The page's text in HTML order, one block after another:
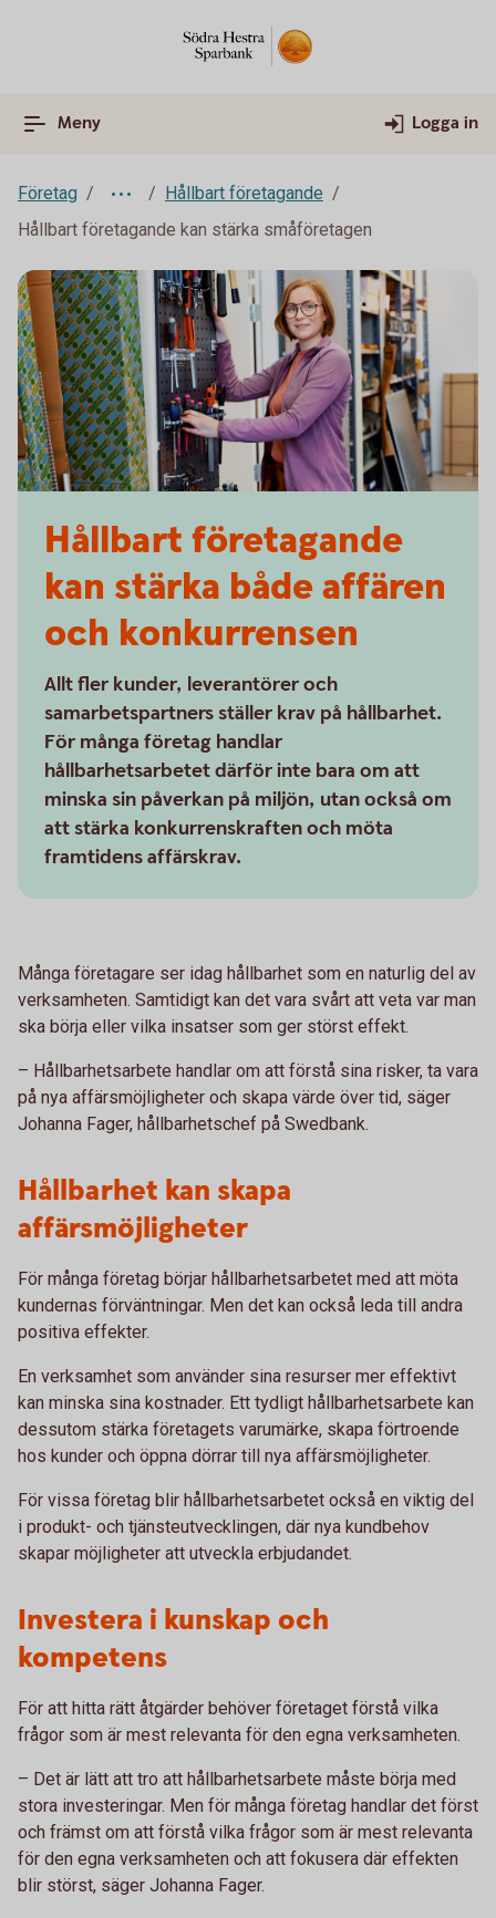
Meny Logga in
Företag
Hållbart företagande
Hållbart företagande kan stärka småföretagen
Hållbart företagande
kan stärka både affären
och konkurrensen
Allt fler kunder, leverantörer och
samarbetspartners ställer krav på hållbarhet.
För många företag handlar
hållbarhetsarbetet därför inte bara om att
minska sin påverkan på miljön, utan också om
att stärka konkurrenskraften och möta
framtidens affärskrav.
Många företagare ser idag hållbarhet som en naturlig del av
verksamheten. Samtidigt kan det vara svårt att veta var man
ska börja eller vilka insatser som ger störst effekt.
– Hållbarhetsarbete handlar om att förstå sina risker, ta vara
på nya affärsmöjligheter och skapa värde över tid, säger
Johanna Fager, hållbarhetschef på Swedbank.
Hållbarhet kan skapa
affärsmöjligheter
För många företag börjar hållbarhetsarbetet med att möta
kundernas förväntningar. Men det kan också leda till andra
positiva effekter.
En verksamhet som använder sina resurser mer effektivt
kan minska sina kostnader. Ett tydligt hållbarhetsarbete kan
dessutom stärka företagets varumärke, skapa förtroende
hos kunder och öppna dörrar till nya affärsmöjligheter.
För vissa företag blir hållbarhetsarbetet också en viktig del
i produkt- och tjänsteutvecklingen, där nya kundbehov
skapar möjligheter att utveckla erbjudandet.
Investera i kunskap och
kompetens
För att hitta rätt åtgärder behöver företaget förstå vilka
frågor som är mest relevanta för den egna verksamheten.
– Det är lätt att tro att hållbarhetsarbete måste börja med
stora investeringar. Men för många företag handlar det först
och främst om att förstå vilka frågor som är mest relevanta
för den egna verksamheten och att fokusera där effekten
blir störst, säger Johanna Fager.